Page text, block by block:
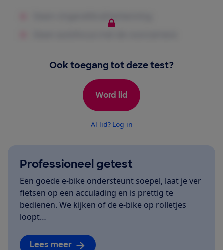
Ook toegang tot deze test?
Word lid
Al lid? Log in
Professioneel getest
Een goede e-bike ondersteunt soepel, laat je ver
fietsen op een acculading en is prettig te
bedienen. We kijken of de e-bike op rolletjes
loopt…
Lees meer